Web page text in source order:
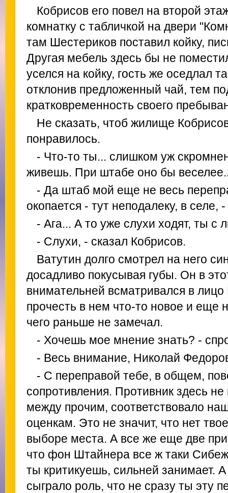
Кобрисов его повел на второй
комнатку с табличкой на двери
там Шестериков поставил койку,
Другая мебель здесь бы не
уселся на койку, гость же оседлал
отклонив предложенный чай, тем
кратковременность своего
Не сказать, чтоб жилище
понравилось.
- Что-то ты... слишком уж
живешь. При штабе оно бы
- Да штаб мой еще не весь
окопается - тут неподалеку, в селе,
- Ага... А то уже слухи ходят, ты
- Слухи, - сказал Кобрисов.
Ватутин долго смотрел на него
досадливо покусывая губы. Он в
внимательней всматривался в
прочесть в нем что-то новое и еще
чего раньше не замечал.
- Хочешь мое мнение знать? -
- Весь внимание, Николай
- С переправой тебе, в общем,
сопротивления. Противник здесь
между прочим, соответствовало
оценкам. Это не значит, что нет
выборе места. А все же еще две
что фон Штайнера все ж таки
ты критикуешь, сильней занимает.
сыграло роль, что не сразу ты эту